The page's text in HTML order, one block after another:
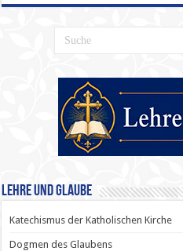
Lehre und Glaube
Katechismus der Katholischen Kirche
Dogmen des Glaubens